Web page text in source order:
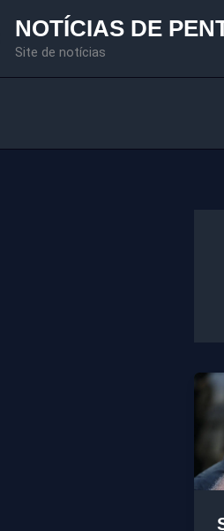
NOTÍCIAS DE
Site de notícias